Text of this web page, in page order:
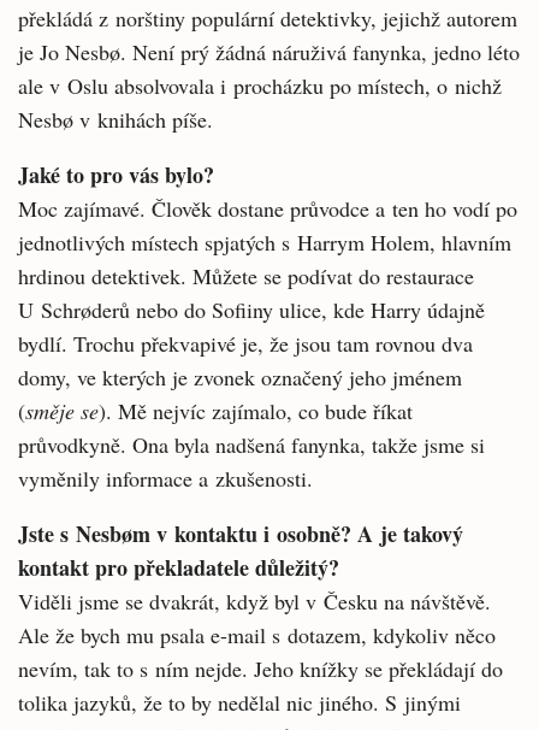
překládá z norštiny populární detektivky, jejichž autorem
je Jo Nesbø. Není prý žádná náruživá fanynka, jedno léto
ale v Oslu absolvovala i procházku po místech, o nichž
Nesbø v knihách píše.
Jaké to pro vás bylo?
Moc zajímavé. Člověk dostane průvodce a ten ho vodí po
jednotlivých místech spjatých s Harrym Holem, hlavním
hrdinou detektivek. Můžete se podívat do restaurace
U Schrøderů nebo do Sofiiny ulice, kde Harry údajně
bydlí. Trochu překvapivé je, že jsou tam rovnou dva
domy, ve kterých je zvonek označený jeho jménem
(směje se). Mě nejvíc zajímalo, co bude říkat
průvodkyně. Ona byla nadšená fanynka, takže jsme si
vyměnily informace a zkušenosti.
Jste s Nesbøm v kontaktu i osobně? A je takový
kontakt pro překladatele důležitý?
Viděli jsme se dvakrát, když byl v Česku na návštěvě.
Ale že bych mu psala e-mail s dotazem, kdykoliv něco
nevím, tak to s ním nejde. Jeho knížky se překládají do
tolika jazyků, že to by nedělal nic jiného. S jinými